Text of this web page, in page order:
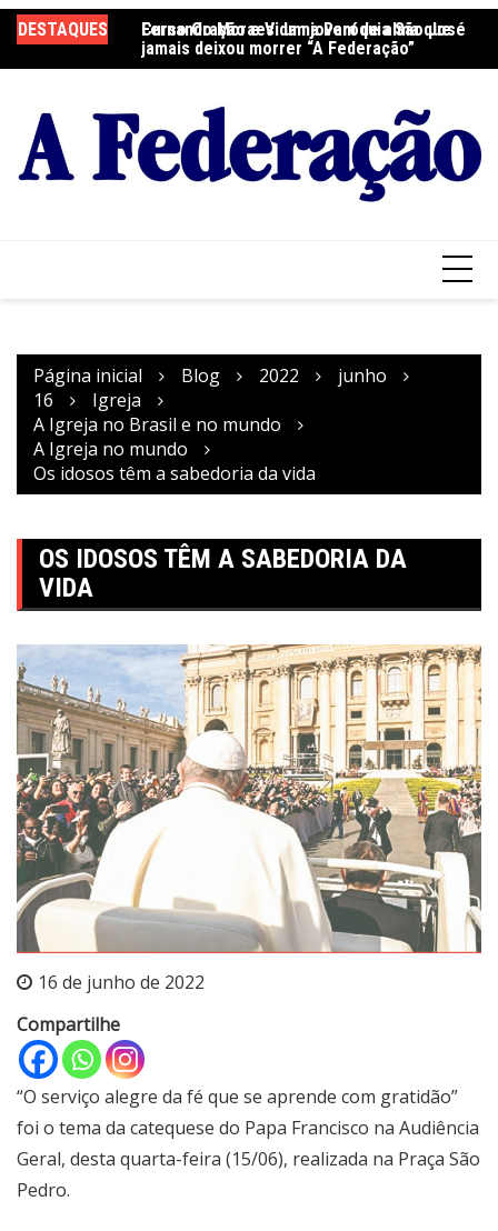
para
o
DESTAQUES
Fernando Moraes: um jovem de alma que
jamais deixou morrer “A Federação”
Curso Oração e Vida na Paróquia São José
Página inicial Blog 2022
junho
16
Igreja
A Igreja no Brasil e no mundo
A Igreja no mundo
Os idosos têm a sabedoria da vida
OS IDOSOS TÊM A SABEDORIA DA
VIDA
16 de junho de 2022
Compartilhe
“O serviço alegre da fé que se aprende com gratidão”
foi o tema da catequese do Papa Francisco na Audiência
Geral, desta quarta-feira (15/06), realizada na Praça São
Pedro.